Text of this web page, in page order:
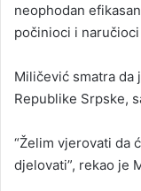
neophodan
počinioci i
Miličević smatra da
Republike Srpske,
“Želim vjerovati da
djelovati”, rekao je